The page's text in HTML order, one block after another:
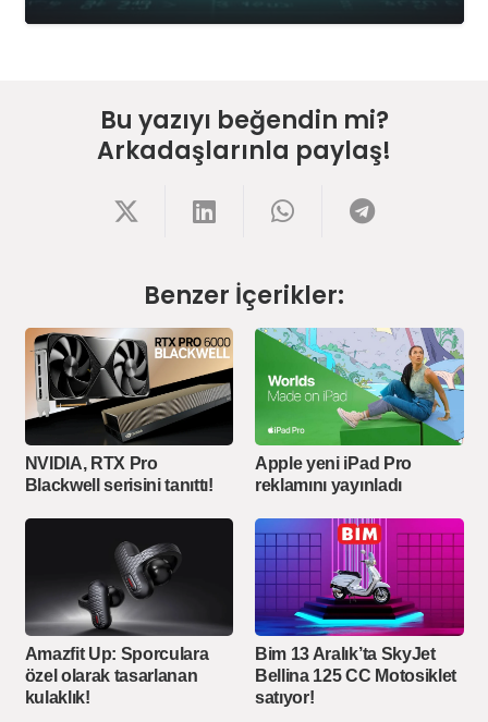
Bu yazıyı beğendin mi?
Arkadaşlarınla paylaş!
Benzer İçerikler:
NVIDIA, RTX Pro
Blackwell serisini tanıttı!
Apple yeni iPad Pro
reklamını yayınladı
Amazfit Up: Sporculara
özel olarak tasarlanan
kulaklık!
Bim 13 Aralık’ta SkyJet
Bellina 125 CC Motosiklet
satıyor!